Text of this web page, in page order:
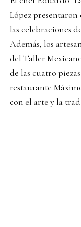
López
las celebraciones
Además, los
del Taller
de las cuatro
restaurante
con el arte y la